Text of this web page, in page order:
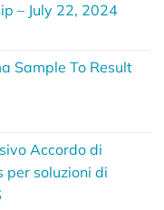
– July 22, 2024
Sample To Result
Accordo di
per soluzioni di